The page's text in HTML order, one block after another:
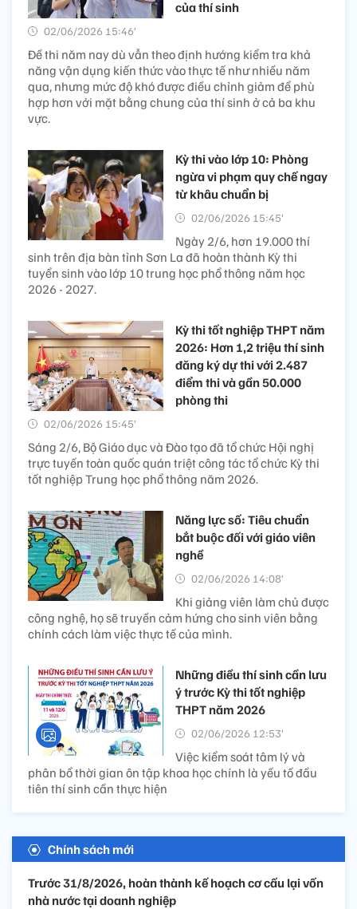
của thí sinh
02/06/2026 15:46’
Đề thi năm nay dù vẫn theo định hướng kiểm tra khả
năng vận dụng kiến thức vào thực tế như nhiều năm
qua, nhưng mức độ khó được điều chỉnh giảm để phù
hợp hơn với mặt bằng chung của thí sinh ở cả ba khu
vực.
Kỳ thi vào lớp 10: Phòng
ngừa vi phạm quy chế ngay
từ khâu chuẩn bị
02/06/2026 15:45’
Ngày 2/6, hơn 19.000 thí
sinh trên địa bàn tỉnh Sơn La đã hoàn thành Kỳ thi
tuyển sinh vào lớp 10 trung học phổ thông năm học
2026 - 2027.
Kỳ thi tốt nghiệp THPT năm
2026: Hơn 1,2 triệu thí sinh
đăng ký dự thi với 2.487
điểm thi và gần 50.000
phòng thi
02/06/2026 15:45’
Sáng 2/6, Bộ Giáo dục và Đào tạo đã tổ chức Hội nghị
trực tuyến toàn quốc quán triệt công tác tổ chức Kỳ thi
tốt nghiệp Trung học phổ thông năm 2026.
Năng lực số: Tiêu chuẩn
bắt buộc đối với giáo viên
nghề
02/06/2026 14:08’
Khi giảng viên làm chủ được
công nghệ, họ sẽ truyền cảm hứng cho sinh viên bằng
chính cách làm việc thực tế của mình.
Những điều thí sinh cần lưu
ý trước Kỳ thi tốt nghiệp
THPT năm 2026
02/06/2026 12:53’
Việc kiểm soát tâm lý và
phân bổ thời gian ôn tập khoa học chính là yếu tố đầu
tiên thí sinh cần thực hiện
Chính sách mới
Trước 31/8/2026, hoàn thành kế hoạch cơ cấu lại vốn
nhà nước tại doanh nghiệp